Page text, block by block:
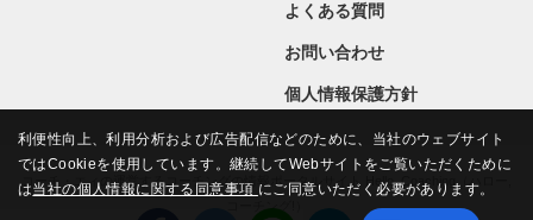
よくある質問
お問い合わせ
個人情報保護方針
コーチ・エィの運営するコーチングの情報ポータルサイト Hello, Coaching（ハロー,
コーチング!）
利便性向上、利用分析および広告配信などのために、当社のウェブサイト
ではCookieを使用しています。継続してWebサイトをご覧いただくために
は当社の個人情報に関する同意事項 にご同意いただく必要があります。